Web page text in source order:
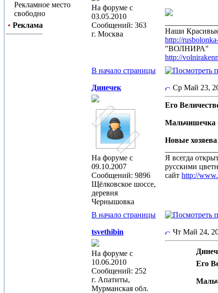
Рекламное место
свободно
• Реклама
На форуме с
03.05.2010
Сообщений: 363
г. Москва
Наши
http://
"ВОЛНИРА"
http://
В начало страницы
Динечек
На форуме с
09.10.2007
Сообщений: 9896
Щёлковское шоссе,
деревня
Чернышовка
Ср Май 23,
Его
Мальчишечка
Новые
Я всегда
русскими
сайт http://
В начало страницы
tsvethibin
На форуме с
10.06.2010
Сообщений: 252
г. Апатиты,
Мурманская обл.
Чт Май 24,
Его